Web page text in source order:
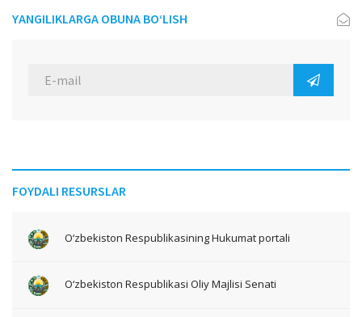
YANGILIKLARGA OBUNA BO‘LISH
FOYDALI RESURSLAR
O‘zbekiston Respublikasining Hukumat portali
O‘zbekiston Respublikasi Oliy Majlisi Senati